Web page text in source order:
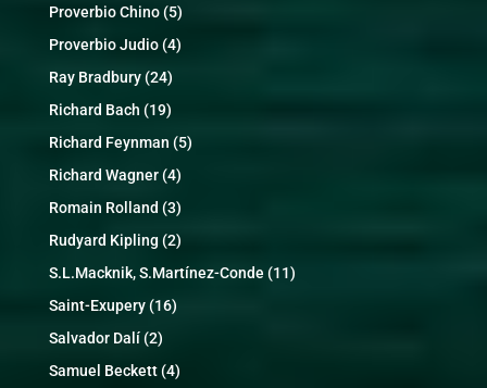
Proverbio Chino(5)
Proverbio Judio(4)
Ray Bradbury(24)
Richard Bach (19)
Richard Feynman (5)
Richard Wagner(4)
Romain Rolland (3)
Rudyard Kipling (2)
S.L.Macknik, S.Martínez-Conde (11)
Saint-Exupery(16)
Salvador Dalí(2)
Samuel Beckett(4)